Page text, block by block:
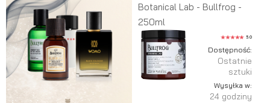
Botanical Lab - Bullfrog -
250ml
5.0
Dostępność:
Ostatnie
sztuki
Wysyłka w:
24 godziny